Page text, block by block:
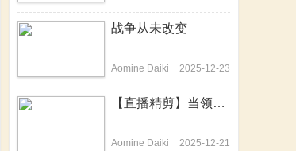
战争从未改变
Aomine Daiki 2025-12-23
【直播精剪】当领主不易，站站在哭泣
Aomine Daiki 2025-12-21